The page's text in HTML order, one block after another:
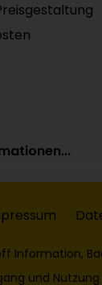
Information,
und